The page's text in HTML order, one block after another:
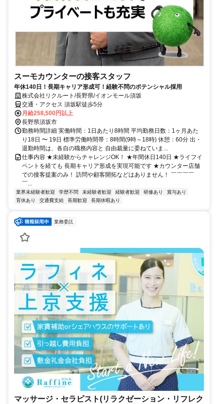
スーモカウンターの接客スタッフ
年休140日！長期キャリア形成可！経験不問のポテンシャル採用
株式会社リクルート/長野県/イオンモール須坂
交通・アクセス 須坂駅徒歩5分
月給258,500円以上
長野県須坂市
勤務時間詳細 実働時間：1日あたり8時間 平均勤務日数：1ヶ月あた
り18日 〜 19日 標準労働時間帯：8時間(9時～18時) 休憩：60分 出・
退勤時間は、各自の職務内容と 自由裁量に委ねていま...
仕事内容 ★未経験からチャレンジOK！ ★年間休日140日 ★ライフイ
ベントを経ても 長期キャリア形成を実現可能です ★カウンター店舗
での接客提案のみ！ 訪問や顧客開拓などはありません！ ￣￣￣￣
￣...
業界未経験者歓迎 学歴不問 未経験者歓迎 経験者歓迎 研修あり
賞与あり
育休あり
交通費支給 長期歓迎 長期休暇あり
業務委託
マッサージ・セラピスト(リラクゼーション・リフレク